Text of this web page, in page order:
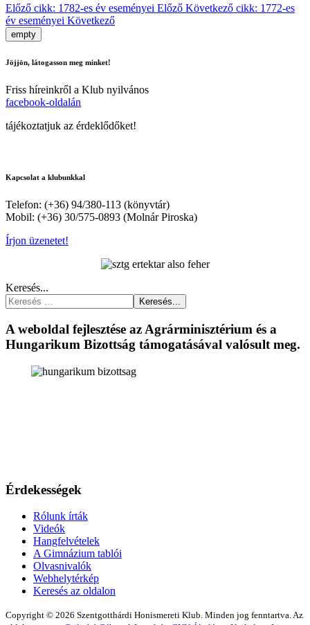
Előző cikk: 1782-es év eseményei Előző Következő cikk: 1772-es
év eseményei Következő
empty
Jöjjön, látogasson meg minket!
Friss híreinkről a Klub nyilvános
facebook-oldalán
tájékoztatjuk az érdeklődőket!
Kapcsolat a klubunkkal
Telefon: (+36) 94/380-113 (könyvtár)
Mobil: (+36) 30/575-0893 (Molnár Piroska)
Írjon üzenetet!
Keresés...
Keresés...
A weboldal fejlesztése az Agrárminisztérium és a
Hungarikum Bizottság támogatásával valósult meg.
Érdekességek
Rólunk írták
Videók
Hangfelvételek
A Gimnázium tablói
Olvasnivalók
Webhelytérkép
Keresés az oldalon
Copyright © 2026 Szentgotthárdi Honismereti Klub. Minden jog fenntartva. Az